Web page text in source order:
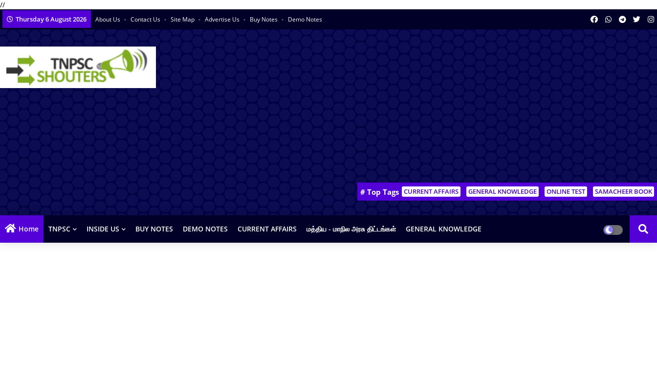
//
Thursday 6 August 2026 About Us Contact Us Site Map Advertise Us Buy Notes Demo Notes
# Top Tags CURRENT AFFAIRS GENERAL KNOWLEDGE ONLINE TEST SAMACHEER BOOK
Home TNPSC INSIDE US BUY NOTES DEMO NOTES CURRENT AFFAIRS மத்திய - மாநில அரசு திட்டங்கள் GENERAL KNOWLEDGE